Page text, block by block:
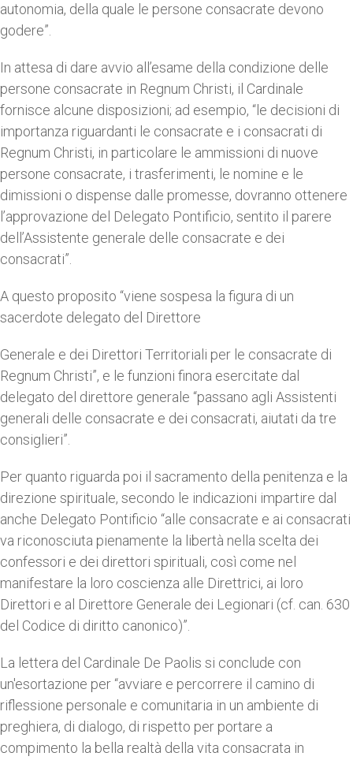
autonomia, della quale le persone consacrate devono
godere”.
In attesa di dare avvio all’esame della condizione delle
persone consacrate in Regnum Christi, il Cardinale
fornisce alcune disposizioni; ad esempio, “le decisioni di
importanza riguardanti le consacrate e i consacrati di
Regnum Christi, in particolare le ammissioni di nuove
persone consacrate, i trasferimenti, le nomine e le
dimissioni o dispense dalle promesse, dovranno ottenere
l’approvazione del Delegato Pontificio, sentito il parere
dell’Assistente generale delle consacrate e dei
consacrati”.
A questo proposito “viene sospesa la figura di un
sacerdote delegato del Direttore
Generale e dei Direttori Territoriali per le consacrate di
Regnum Christi”, e le funzioni finora esercitate dal
delegato del direttore generale “passano agli Assistenti
generali delle consacrate e dei consacrati, aiutati da tre
consiglieri”.
Per quanto riguarda poi il sacramento della penitenza e la
direzione spirituale, secondo le indicazioni impartire dal
anche Delegato Pontificio “alle consacrate e ai consacrati
va riconosciuta pienamente la libertà nella scelta dei
confessori e dei direttori spirituali, così come nel
manifestare la loro coscienza alle Direttrici, ai loro
Direttori e al Direttore Generale dei Legionari (cf. can. 630
del Codice di diritto canonico)”.
La lettera del Cardinale De Paolis si conclude con
un'esortazione per “avviare e percorrere il camino di
riflessione personale e comunitaria in un ambiente di
preghiera, di dialogo, di rispetto per portare a
compimento la bella realtà della vita consacrata in